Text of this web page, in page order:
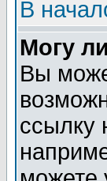
В
Могу
Вы
ссылку